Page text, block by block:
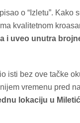
o “Izletu”.
kvalitetnom
i uveo unutra
isti bez ove tačke
vremenu pred
lokaciju u